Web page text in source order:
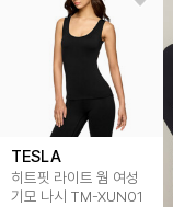
TESLA
히트핏 라이트 웜 여성
기모 나시 TM-XUN01